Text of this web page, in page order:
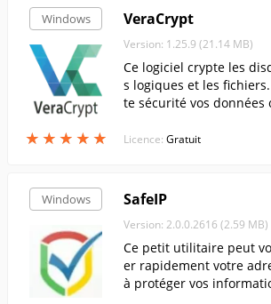
Windows
★ ★ ★ ★ ★
★ ★ ★ ★ ★
VeraCrypt
Version: 1.25.9 (21.14 MB)
Ce logiciel crypte les
s logiques et les
te sécurité vos données
es interférences
Licence: Gratuit
Windows SafeIP
Version: 2.0.0.2616 (2.59 MB)
Ce petit utilitaire peut
er rapidement votre
à protéger vos